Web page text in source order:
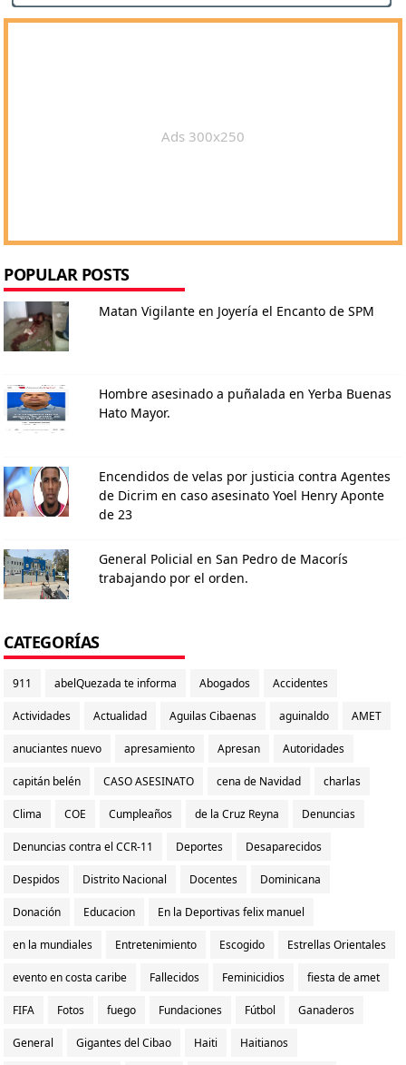
Ads 300x250
POPULAR POSTS
Matan Vigilante en Joyería el Encanto de SPM
Hombre asesinado a puñalada en Yerba Buenas
Hato Mayor.
Encendidos de velas por justicia contra Agentes
de Dicrim en caso asesinato Yoel Henry Aponte
de 23
General Policial en San Pedro de Macorís
trabajando por el orden.
CATEGORÍAS
911 abelQuezada te informa Abogados Accidentes
Actividades Actualidad Aguilas Cibaenas aguinaldo AMET
anuciantes nuevo apresamiento Apresan Autoridades
capitán belén CASO ASESINATO cena de Navidad charlas
Clima COE Cumpleaños de la Cruz Reyna Denuncias
Denuncias contra el CCR-11 Deportes Desaparecidos
Despidos Distrito Nacional Docentes Dominicana
Donación Educacion En la Deportivas felix manuel
en la mundiales Entretenimiento Escogido Estrellas Orientales
evento en costa caribe Fallecidos Feminicidios fiesta de amet
FIFA Fotos fuego Fundaciones Fútbol Ganaderos
General Gigantes del Cibao Haiti Haitianos